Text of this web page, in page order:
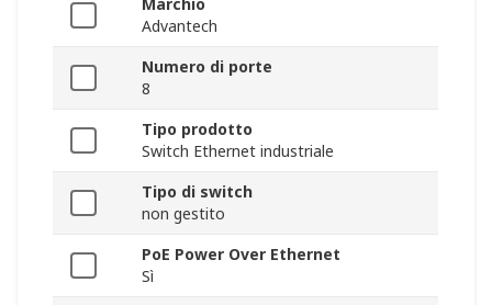
Marchio
Advantech
Numero di porte
8
Tipo prodotto
Switch Ethernet industriale
Tipo di switch
non gestito
PoE Power Over Ethernet
Sì